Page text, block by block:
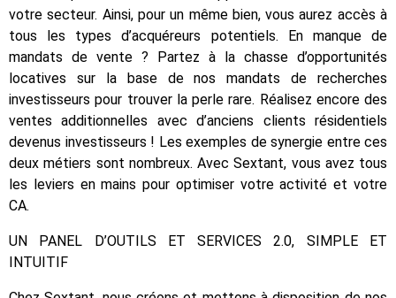
votre secteur. Ainsi, pour un même bien, vous aurez accès à
tous les types d’acquéreurs potentiels. En manque de
mandats de vente ? Partez à la chasse d’opportunités
locatives sur la base de nos mandats de recherches
investisseurs pour trouver la perle rare. Réalisez encore des
ventes additionnelles avec d’anciens clients résidentiels
devenus investisseurs ! Les exemples de synergie entre ces
deux métiers sont nombreux. Avec Sextant, vous avez tous
les leviers en mains pour optimiser votre activité et votre
CA.
UN PANEL D’OUTILS ET SERVICES 2.0, SIMPLE ET
INTUITIF